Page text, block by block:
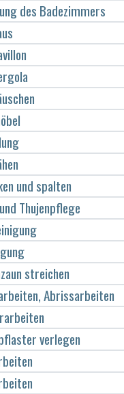
des Badezimmers
und spalten
Thujenpflege
streichen
Abrissarbeiten
verlegen